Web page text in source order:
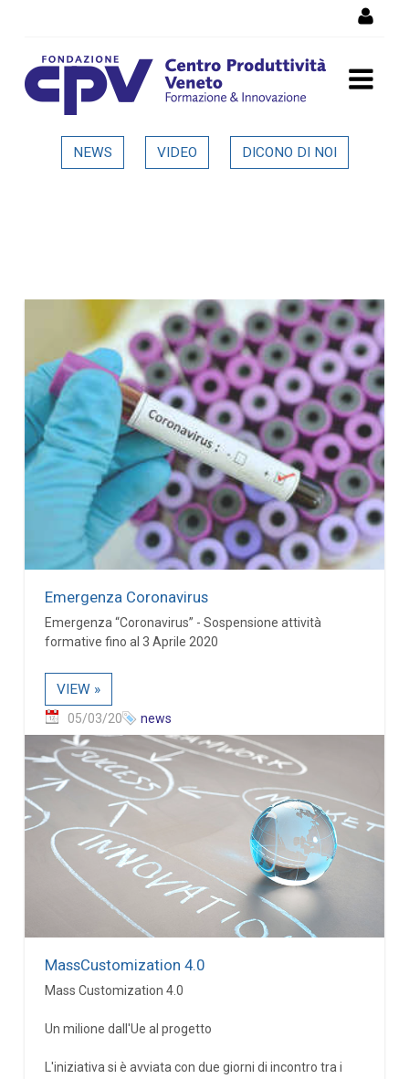
Dettaglio in evidenza
NEWS VIDEO DICONO DI NOI
Emergenza Coronavirus
Emergenza “Coronavirus” - Sospensione attività
formative fino al 3 Aprile 2020
VIEW »
05/03/20 news
MassCustomization 4.0
Mass Customization 4.0
Un milione dall'Ue al progetto
L'iniziativa si è avviata con due giorni di incontro tra i